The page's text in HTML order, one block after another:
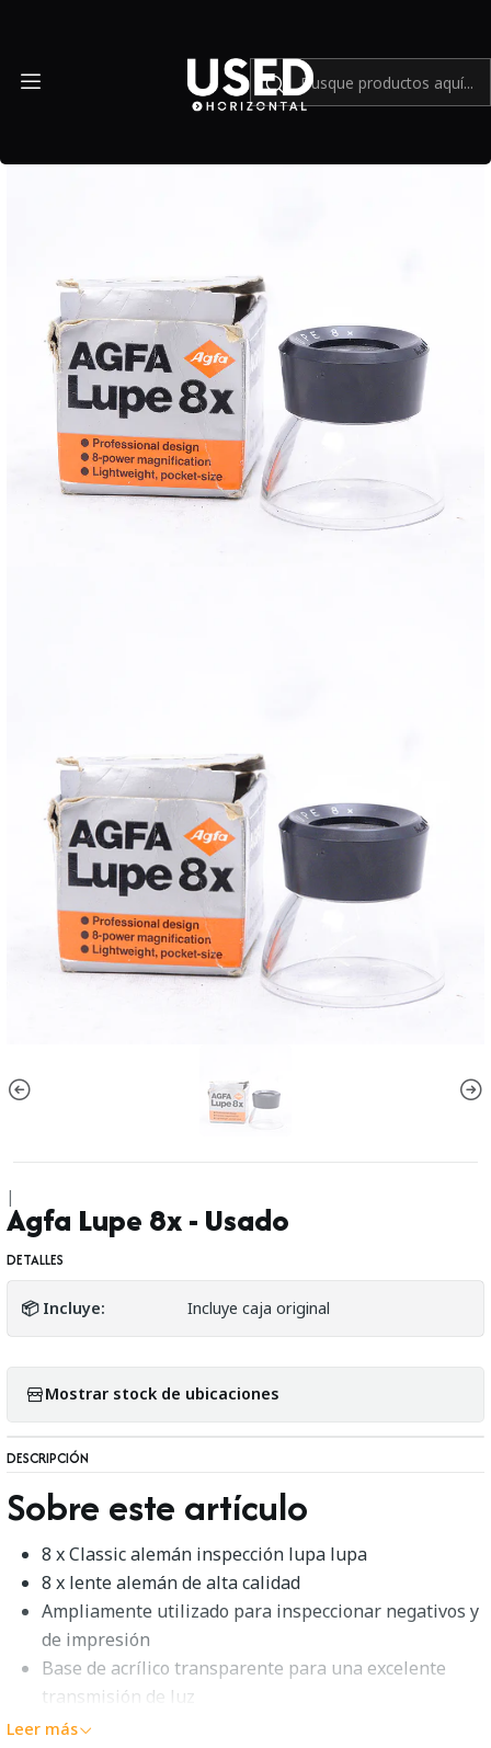
|
Agfa Lupe 8x - Usado
DETALLES
📦 Incluye: Incluye caja original
Mostrar stock de ubicaciones
DESCRIPCIÓN
Sobre este artículo
8 x Classic alemán inspección lupa lupa
8 x lente alemán de alta calidad
Ampliamente utilizado para inspeccionar negativos y
de impresión
Base de acrílico transparente para una excelente
transmisión de luz
Leer más